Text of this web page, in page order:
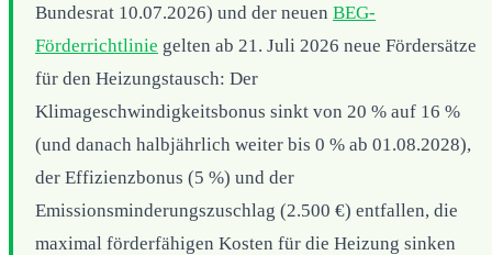
Bundesrat 10.07.2026) und der neuen BEG-
Förderrichtlinie gelten ab 21. Juli 2026 neue Fördersätze
für den Heizungstausch: Der
Klimageschwindigkeitsbonus sinkt von 20 % auf 16 %
(und danach halbjährlich weiter bis 0 % ab 01.08.2028),
der Effizienzbonus (5 %) und der
Emissionsminderungszuschlag (2.500 €) entfallen, die
maximal förderfähigen Kosten für die Heizung sinken